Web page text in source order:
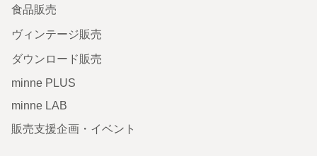
食品販売
ヴィンテージ販売
ダウンロード販売
minne PLUS
minne LAB
販売支援企画・イベント